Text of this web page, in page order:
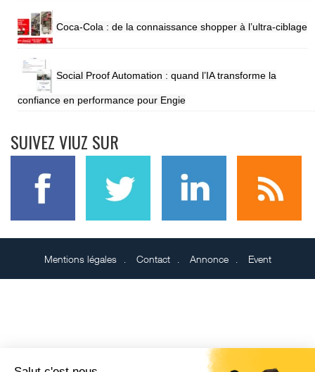
Coca-Cola : de la connaissance shopper à l’ultra-ciblage
Social Proof Automation : quand l’IA transforme la
confiance en performance pour Engie
SUIVEZ VIUZ SUR
Mentions légales Contact Annonce Event